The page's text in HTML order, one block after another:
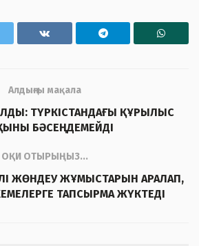
Алдыңғы мақала
ТҮРКІСТАНДАҒЫ ҚҰРЫЛЫС
БӘСЕҢДЕМЕЙДІ
ОҚИ ОТЫРЫҢЫЗ...
ЖӨНДЕУ ЖҰМЫСТАРЫН АРАЛАП,
ТАПСЫРМА ЖҮКТЕДІ